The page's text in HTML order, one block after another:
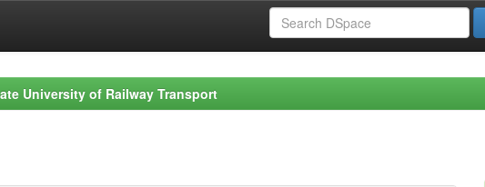
University of Railway Transport